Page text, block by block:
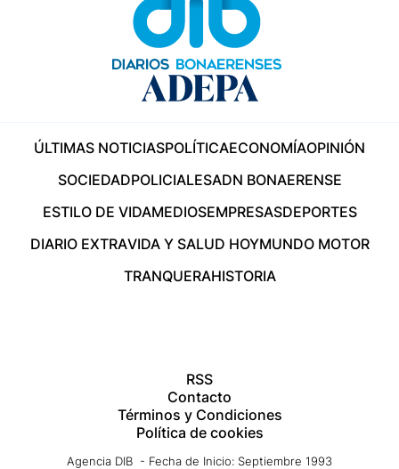
ÚLTIMAS NOTICIASPOLÍTICAECONOMÍAOPINIÓN
SOCIEDADPOLICIALESADN BONAERENSE
ESTILO DE VIDAMEDIOSEMPRESASDEPORTES
DIARIO EXTRAVIDA Y SALUD HOYMUNDO MOTOR
TRANQUERAHISTORIA
RSS
Contacto
Términos y Condiciones
Política de cookies
Agencia DIB - Fecha de Inicio: Septiembre 1993